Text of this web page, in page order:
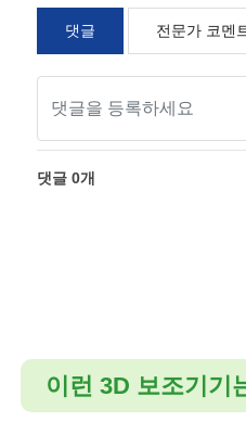
댓글 전문가 코멘
댓글0개
이런 3D 보조기기